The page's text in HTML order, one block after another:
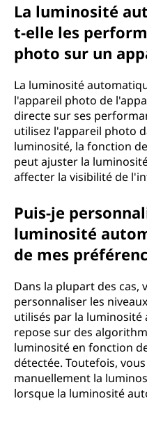
La luminosité
t-elle les
photo sur un
La luminosité
l'appareil photo de
directe sur ses
utilisez l'appareil photo
luminosité, la fonction
peut ajuster la
affecter la visibilité de
Puis-je
luminosité
de mes
Dans la plupart des cas,
personnaliser les
utilisés par la
repose sur des
luminosité en fonction
détectée. Toutefois,
manuellement la
lorsque la luminosité